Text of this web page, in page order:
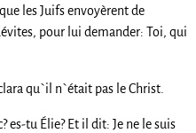
les Juifs envoyèrent de
pour lui demander: Toi, qui
qu`il n`était pas le Christ.
es-tu Élie? Et il dit: Je ne le suis